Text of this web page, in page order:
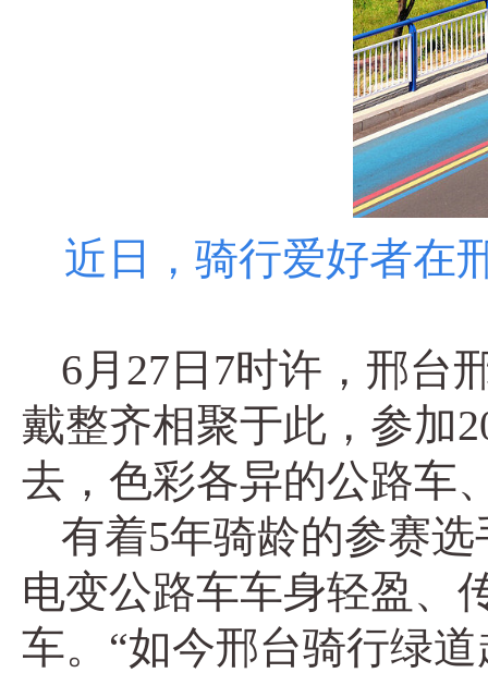
近日，骑行爱好者在
6月27日7时许，邢台
戴整齐相聚于此，参加
去，色彩各异的公路车
有着5年骑龄的参赛
电变公路车车身轻盈、
车。“如今邢台骑行绿